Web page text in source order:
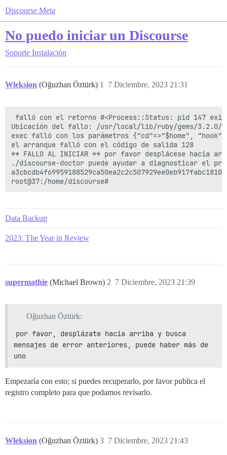
Discourse Meta
No puedo iniciar un Discourse
Soporte Instalación
Wleksion (Oğuzhan Öztürk) 7 Diciembre, 2023 21:31
1
falló con el retorno #<Process::Status: pid 147 exit
Ubicación del fallo: /usr/local/lib/ruby/gems/3.2.0/
exec falló con los parámetros {"cd"=>"$home",
el arranque falló con el código de salida 128
** FALLO AL INICIAR ** por favor desplácese hacia
./discourse-doctor puede ayudar a diagnosticar el
Data Backup
2023: The Year in Review
supermathie (Michael Brown) 7 Diciembre, 2023 21:39
2
Oğuzhan Öztürk:
por favor, desplázate hacia arriba y busca
mensajes de error anteriores, puede haber más de
uno
Empezaría con esto; si puedes recuperarlo, por favor publica el
registro completo para que podamos revisarlo.
Wleksion (Oğuzhan Öztürk) 7 Diciembre, 2023 21:43
3